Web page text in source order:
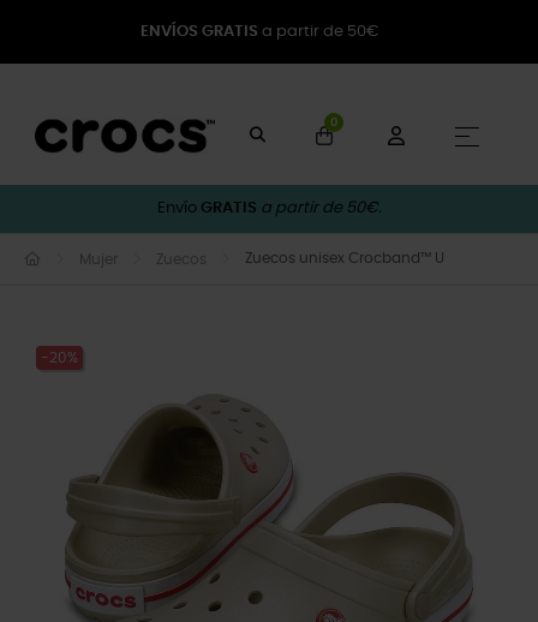
ENVÍOS GRATIS a partir de 50€
0
☰
Envío GRATIS a partir de 50€.
Mujer Zuecos Zuecos unisex Crocband™ U
-20%